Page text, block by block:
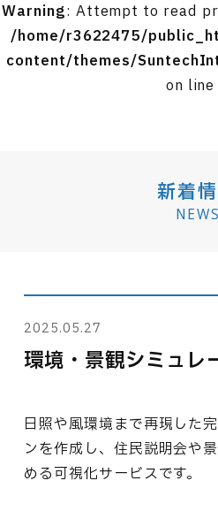
Warning: Attempt to read
/home/r3622475/
content/themes/
on line
新着
NEWS
2025.05.27
環境・景観シミュレ
日照や風環境まで再現した
ンを作成し、住民説明会や
める可視化サービスです。